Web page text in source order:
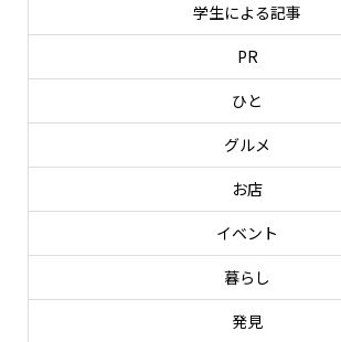
学生による記事
PR
ひと
グルメ
お店
イベント
暮らし
発見